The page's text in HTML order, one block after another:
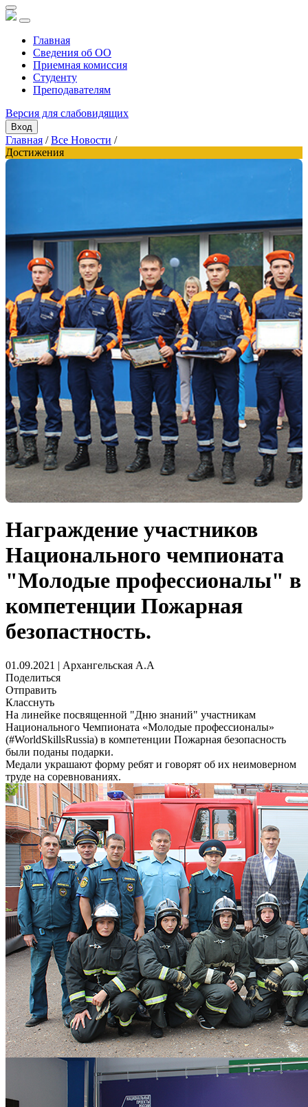
Главная
Сведения об ОО
Приемная комиссия
Студенту
Преподавателям
Версия для слабовидящих
Вход
Главная /Все Новости /
Достижения
Награждение участников
Национального чемпионата
"Молодые профессионалы" в
компетенции Пожарная
безопастность.
01.09.2021 | Архангельская А.А
Поделиться
Отправить
Класснуть
На линейке посвященной "Дню знаний" участникам
Национального Чемпионата «Молодые профессионалы»
(#WorldSkillsRussia) в компетенции Пожарная безопасность
были поданы подарки.
Медали украшают форму ребят и говорят об их неимоверном
труде на соревнованиях.